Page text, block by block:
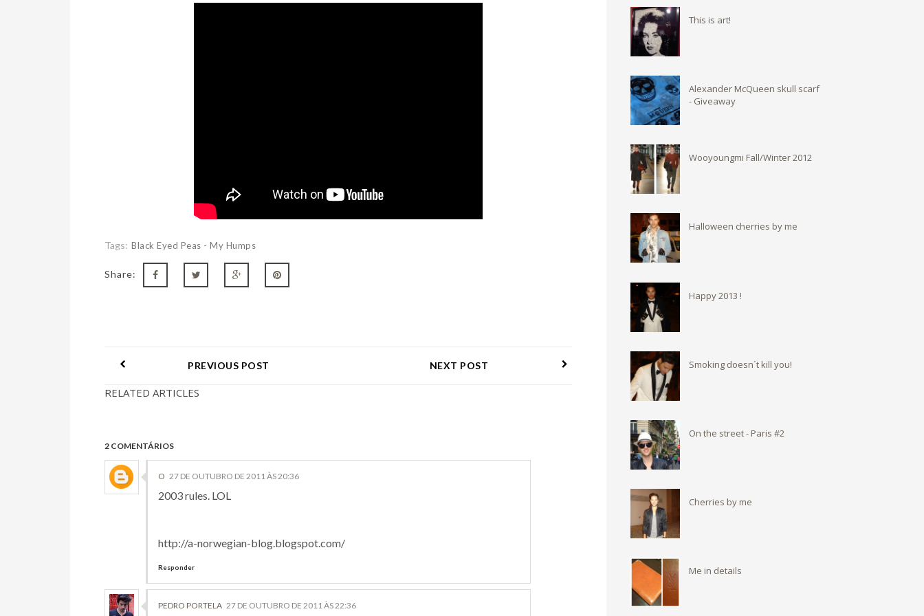
Tags: Black Eyed Peas - My Humps
Share:
NEXT POST
PREVIOUS POST
RELATED ARTICLES
2 COMENTÁRIOS
O 27 DE OUTUBRO DE 2011 ÀS 20:36
2003 rules. LOL
http://a-norwegian-blog.blogspot.com/
Responder
PEDRO PORTELA 27 DE OUTUBRO DE 2011 ÀS 22:36
This is art!
Alexander McQueen skull scarf
- Giveaway
Wooyoungmi Fall/Winter 2012
Halloween cherries by me
Happy 2013 !
Smoking doesn´t kill you!
On the street - Paris #2
Cherries by me
Me in details